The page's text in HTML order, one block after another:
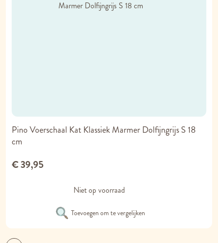
Pino Voerschaal Kat Klassiek Marmer Dolfijngrijs S 18
cm
€ 39,95
Niet op voorraad
Toevoegen om te vergelijken